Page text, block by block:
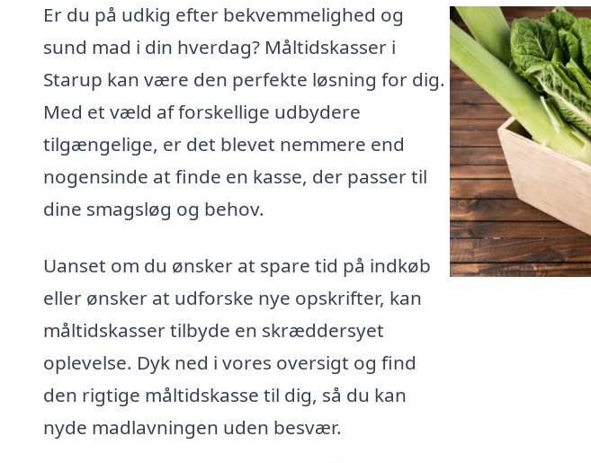
Er du på udkig efter bekvemmelighed og
sund mad i din hverdag? Måltidskasser i
Starup kan være den perfekte løsning for dig.
Med et væld af forskellige udbydere
tilgængelige, er det blevet nemmere end
nogensinde at finde en kasse, der passer til
dine smagsløg og behov.
Uanset om du ønsker at spare tid på indkøb
eller ønsker at udforske nye opskrifter, kan
måltidskasser tilbyde en skræddersyet
oplevelse. Dyk ned i vores oversigt og find
den rigtige måltidskasse til dig, så du kan
nyde madlavningen uden besvær.